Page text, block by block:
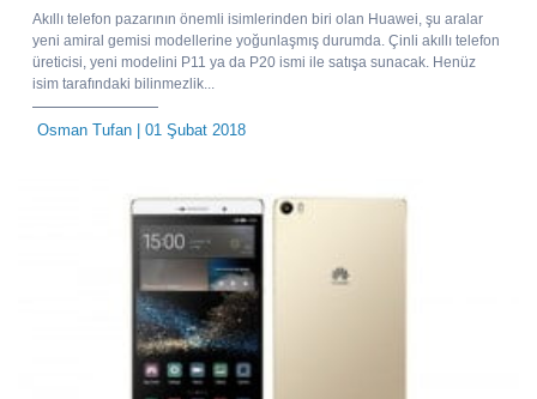
Akıllı telefon pazarının önemli isimlerinden biri olan Huawei, şu aralar
yeni amiral gemisi modellerine yoğunlaşmış durumda. Çinli akıllı telefon
üreticisi, yeni modelini P11 ya da P20 ismi ile satışa sunacak. Henüz
isim tarafındaki bilinmezlik...
Osman Tufan | 01 Şubat 2018